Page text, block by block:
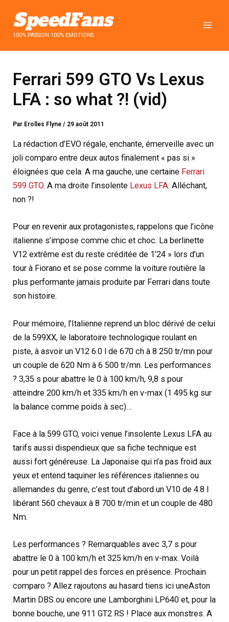
contenu100% PASSION 100% EMOTIONS
Ferrari 599 GTO Vs Lexus
LFA : so what ?! (vid)
Par Erolles Flyne/ 29 août 2011
La rédaction d’EVO régale, enchante, émerveille avec un
joli comparo entre deux autos finalement « pas si »
éloignées que cela. A ma gauche, une certaine Ferrari
599 GTO. A ma droite l’insolente Lexus LFA. Alléchant,
non ?!
Pour en revenir aux protagonistes, rappelons que l’icône
italienne s’impose comme chic et choc. La berlinette
V12 extrême est du reste créditée de 1’24 » lors d’un
tour à Fiorano et se pose comme la voiture routière la
plus performante jamais produite par Ferrari dans toute
son histoire.
Pour mémoire, l’Italienne reprend un bloc dérivé de celui
de la 599XX, le laboratoire technologique roulant en
piste, à asvoir un V12 6.0 l de 670 ch à 8 250 tr/mn pour
un couple de 620 Nm à 6 500 tr/mn. Les performances
? 3,35 s pour abattre le 0 à 100 km/h, 9,8 s pour
atteindre 200 km/h et 335 km/h en v-max (1 495 kg sur
la balance comme poids à sec)…
Face à la 599 GTO, voici venue l’insolente Lexus LFA au
tarifs aussi dispendieux que sa fiche technique est
aussi fort généreuse. La Japonaise qui n’a pas froid aux
yeux et entend taquiner les références italiennes ou
allemandes du genre, c’est tout d’abord un V10 de 4.8 l
libérant 560 chevaux à 8 700 tr/min et un couple de 480
Nm.
Les performances ? Remarquables avec 3,7 s pour
abattre le 0 à 100 km/h et 325 km/h en v-max. Voilà
pour un petit rappel des forces en présence. Prochain
comparo ? Allez rajoutons au hasard tiens ici uneAston
Martin DBS ou encore une Lamborghini LP640 et, pour la
bonne bouche, une 911 GT2 RS ! Place aux monstres. A